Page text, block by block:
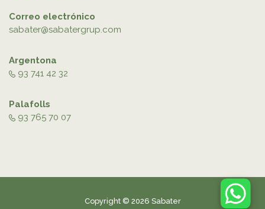
Correo electrónico
sabater@sabatergrup.com
Argentona
93 741 42 32
Palafolls
93 765 70 07
Copyright © 2026 Sabater